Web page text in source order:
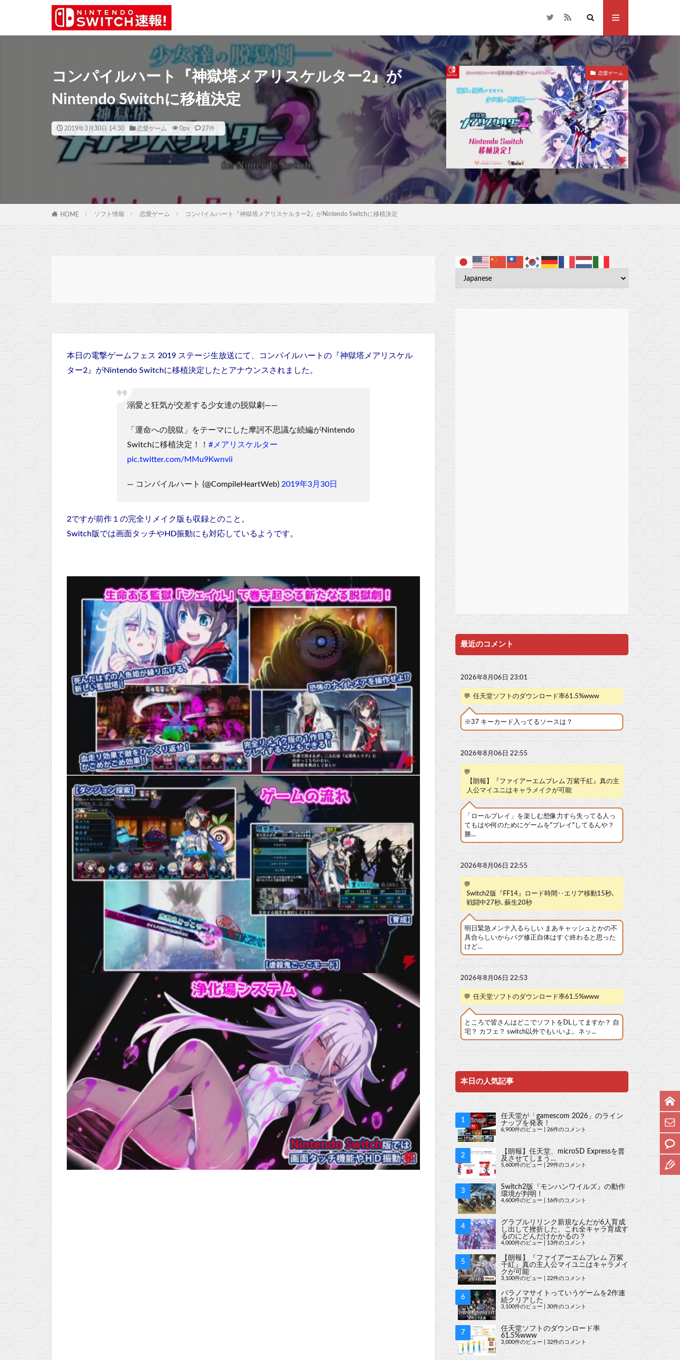
コンパイルハート『神獄塔メアリスケルター2』が
Nintendo Switchに移植決定
2019年3月30日 14:30 恋愛ゲーム 0pv 27件
恋愛ゲーム
HOME ソフト情報 恋愛ゲーム コンパイルハート『神獄塔メアリスケルター2』がNintendo Switchに移植決定
本日の電撃ゲームフェス 2019 ステージ生放送にて、コンパイルハートの『神獄塔メアリスケル
ター2』がNintendo Switchに移植決定したとアナウンスされました。
溺愛と狂気が交差する少女達の脱獄劇――
「運命への脱獄」をテーマにした摩訶不思議な続編がNintendo
Switchに移植決定！！ #メアリスケルター
pic.twitter.com/MMu9Kwnvii
— コンパイルハート (@CompileHeartWeb) 2019年3月30日
2ですが前作１の完全リメイク版も収録とのこと。
Switch版では画面タッチやHD振動にも対応しているようです。
最近のコメント
2026年8月06日 23:01
💬 任天堂ソフトのダウンロード率61.5%www
※37 キーカード入ってるソースは？
2026年8月06日 22:55
💬
【朗報】『ファイアーエムブレム 万紫千紅』真の主
人公マイユニはキャラメイクが可能
「ロールプレイ」を楽しむ想像力すら失ってる人っ
てもはや何のためにゲームを"プレイ"してるんや？
勝...
2026年8月06日 22:55
💬
Switch2版『FF14』ロード時間‥エリア移動15秒､
戦闘中27秒､蘇生20秒
明日緊急メンテ入るらしい まあキャッシュとかの不
具合らしいからバグ修正自体はすぐ終わると思った
けど...
2026年8月06日 22:53
💬 任天堂ソフトのダウンロード率61.5%www
ところで皆さんはどこでソフトをDLしてますか？ 自
宅？ カフェ？ switch以外でもいいよ。ネッ...
本日の人気記事
任天堂が「gamescom 2026」のライン
ナップを発表！
6,900件のビュー 26件のコメント
【朗報】任天堂、microSD Expressを普
及させてしまう…
5,600件のビュー 29件のコメント
Switch2版『モンハンワイルズ』の動作
環境が判明！
4,600件のビュー 16件のコメント
グラブルリリンク新規なんだが6人育成
し出して挫折した、これ全キャラ育成す
るのにどんだけかかるの？
4,000件のビュー 13件のコメント
【朗報】『ファイアーエムブレム 万紫
千紅』真の主人公マイユニはキャラメイ
クが可能
3,100件のビュー 22件のコメント
パラノマサイトっていうゲームを2作連
続クリアした
3,100件のビュー 30件のコメント
任天堂ソフトのダウンロード率
61.5%www
3,000件のビュー 32件のコメント